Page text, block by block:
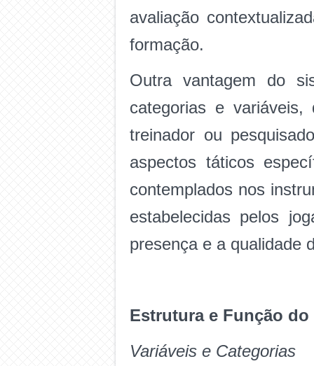
avaliação
formação.
Outra vantagem do
categorias e
treinador ou
aspectos táticos
contemplados nos
estabelecidas pelos
presença e a qualidade
Estrutura e Função do
Variáveis e Categorias